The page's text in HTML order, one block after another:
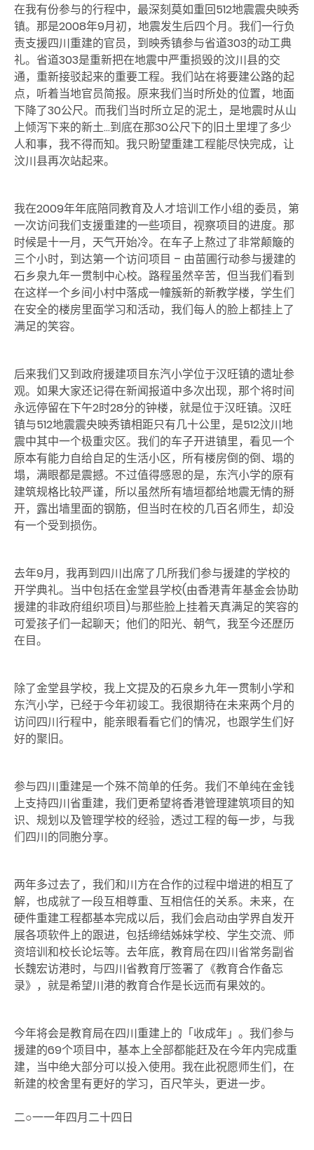
在我有份参与的行程中，最深刻莫如重回512地震震央映秀
镇。那是2008年9月初，地震发生后四个月。我们一行负
责支援四川重建的官员，到映秀镇参与省道303的动工典
礼。省道303是重新把在地震中严重损毁的汶川县的交
通，重新接驳起来的重要工程。我们站在将要建公路的起
点，听着当地官员简报。原来我们当时所处的位置，地面
下降了30公尺。而我们当时所立足的泥土，是地震时从山
上倾泻下来的新土…到底在那30公尺下的旧土里埋了多少
人和事，我不得而知。我只盼望重建工程能尽快完成，让
汶川县再次站起来。
我在2009年年底陪同教育及人才培训工作小组的委员，第
一次访问我们支援重建的一些项目，视察项目的进度。那
时候是十一月，天气开始冷。在车子上熬过了非常颠簸的
三个小时，到达第一个访问项目 – 由苗圃行动参与援建的
石乡泉九年一贯制中心校。路程虽然辛苦，但当我们看到
在这样一个乡间小村中落成一幢簇新的新教学楼，学生们
在安全的楼房里面学习和活动，我们每人的脸上都挂上了
满足的笑容。
后来我们又到政府援建项目东汽小学位于汉旺镇的遗址参
观。如果大家还记得在新闻报道中多次出现，那个将时间
永远停留在下午2时28分的钟楼，就是位于汉旺镇。汉旺
镇与512地震震央映秀镇相距只有几十公里，是512汶川地
震中其中一个极重灾区。我们的车子开进镇里，看见一个
原本有能力自给自足的生活小区，所有楼房倒的倒、塌的
塌，满眼都是震撼。不过值得感恩的是，东汽小学的原有
建筑规格比较严谨，所以虽然所有墙垣都给地震无情的掰
开，露出墙里面的钢筋，但当时在校的几百名师生，却没
有一个受到损伤。
去年9月，我再到四川出席了几所我们参与援建的学校的
开学典礼。当中包括在金堂县学校(由香港青年基金会协助
援建的非政府组织项目)与那些脸上挂着天真满足的笑容的
可爱孩子们一起聊天；他们的阳光、朝气，我至今还歴历
在目。
除了金堂县学校，我上文提及的石泉乡九年一贯制小学和
东汽小学，已经于今年初竣工。我很期待在未来两个月的
访问四川行程中，能亲眼看看它们的情况，也跟学生们好
好的聚旧。
参与四川重建是一个殊不简单的任务。我们不单纯在金钱
上支持四川省重建，我们更希望将香港管理建筑项目的知
识、规划以及管理学校的经验，透过工程的每一步，与我
们四川的同胞分享。
两年多过去了，我们和川方在合作的过程中增进的相互了
解，也成就了一段互相尊重、互相信任的关系。未来，在
硬件重建工程都基本完成以后，我们会启动由学界自发开
展各项软件上的跟进，包括缔结姊妹学校、学生交流、师
资培训和校长论坛等。去年底，教育局在四川省常务副省
长魏宏访港时，与四川省教育厅签署了《教育合作备忘
录》，就是希望川港的教育合作是长远而有果效的。
今年将会是教育局在四川重建上的「收成年」。我们参与
援建的69个项目中，基本上全部都能赶及在今年内完成重
建，当中绝大部分可以投入使用。我在此祝愿师生们，在
新建的校舍里有更好的学习，百尺竿头，更进一步。
二○一一年四月二十四日